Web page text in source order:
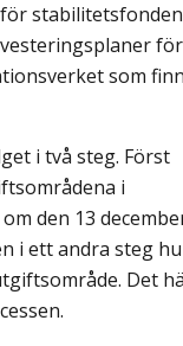
stabilitetsfonden
för
som
i två steg. Först
i
den 13
i ett andra steg
Det